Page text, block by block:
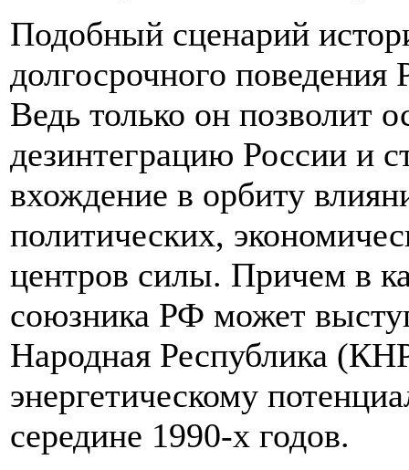
Подобный сценарий
долгосрочного
Ведь только он позволит
дезинтеграцию России и
вхождение в орбиту
политических,
центров силы. Причем в
союзника РФ может
Народная Республика
энергетическому
середине 1990-х годов.